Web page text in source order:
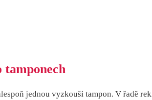
tamponech
jednou vyzkouší tampon. V řadě